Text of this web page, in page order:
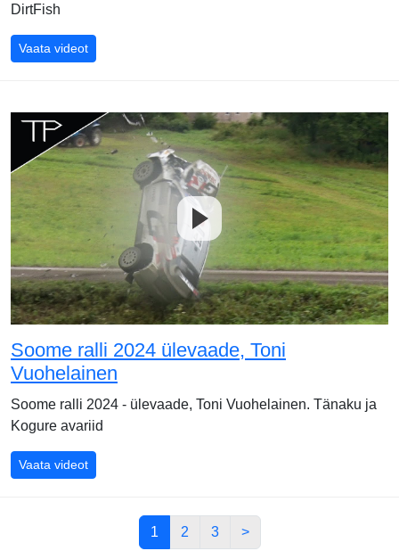
DirtFish
Vaata videotTänaku masin pärast Soome ralli 2024 õnnetust,
Soome ralli 2024 ülevaade, Toni
Vuohelainen
Soome ralli 2024 - ülevaade, Toni Vuohelainen. Tänaku ja
Kogure avariid
Vaata videotSoome ralli 2024 ülevaade, Toni Vuohelainen
1 2 3 >